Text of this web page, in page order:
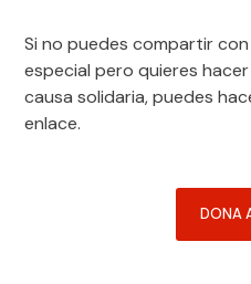
Si no puedes compartir
especial pero quieres
causa solidaria, puedes
enlace.
DONA